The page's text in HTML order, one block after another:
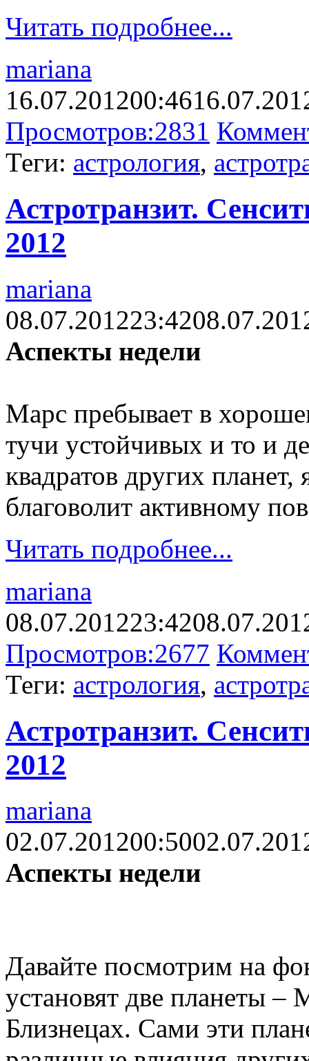
Читать подробнее...
mariana
16.07.201200:46
Просмотров:2831
Теги: астрология,
Астротранзит.
2012
mariana
08.07.201223:42
Аспекты недели
Марс пребывает в
тучи устойчивых и то и
квадратов других
благоволит активному
Читать подробнее...
mariana
08.07.201223:42
Просмотров:2677
Теги: астрология,
Астротранзит.
2012
mariana
02.07.201200:50
Аспекты недели
Давайте посмотрим на
установят две планеты
Близнецах. Сами эти